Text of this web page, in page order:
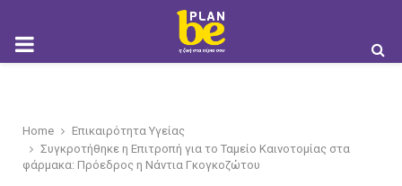
M
O
Home
Επικαιρότητα Υγείας
Συγκροτήθηκε η Επιτροπή για το Ταμείο Καινοτομίας στα
φάρμακα: Πρόεδρος η Νάντια Γκογκοζώτου